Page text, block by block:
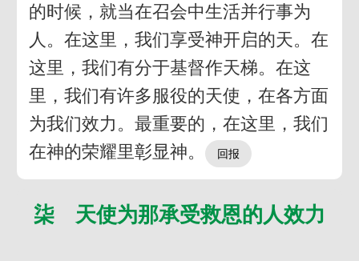
的时候，就当在召会中生活并行事为
人。在这里，我们享受神开启的天。在
这里，我们有分于基督作天梯。在这
里，我们有许多服役的天使，在各方面
为我们效力。最重要的，在这里，我们
在神的荣耀里彰显神。
柒 天使为那承受救恩的人效力